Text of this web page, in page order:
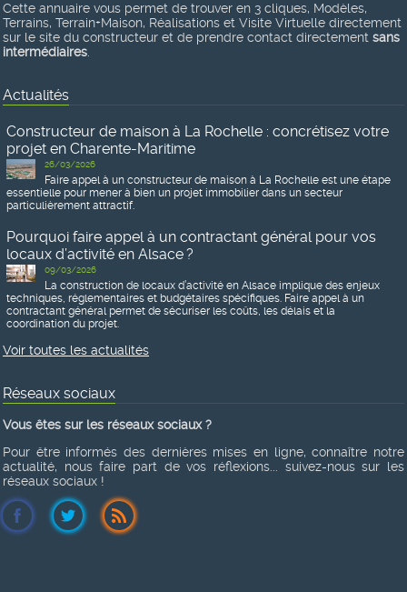
Cette annuaire vous permet de trouver en 3 cliques, Modèles,
Terrains, Terrain+Maison, Réalisations et Visite Virtuelle directement
sur le site du constructeur et de prendre contact directement sans
intermédiaires
Actualités
Constructeur de maison à La Rochelle : concrétisez votre
projet en Charente-Maritime
26/03/2026
Faire appel à un constructeur de maison à La Rochelle est une étape
essentielle pour mener à bien un projet immobilier dans un secteur
particulièrement attractif.
Pourquoi faire appel à un contractant général pour vos
locaux d’activité en Alsace ?
09/03/2026
La construction de locaux d’activité en Alsace implique des enjeux
techniques, réglementaires et budgétaires spécifiques. Faire appel à un
contractant général permet de sécuriser les coûts, les délais et la
coordination du projet.
Voir toutes les actualités
Réseaux sociaux
Vous êtes sur les réseaux sociaux ?
Pour être informés des dernières mises en ligne, connaître notre
actualité, nous faire part de vos réflexions... suivez-nous sur les
réseaux sociaux !